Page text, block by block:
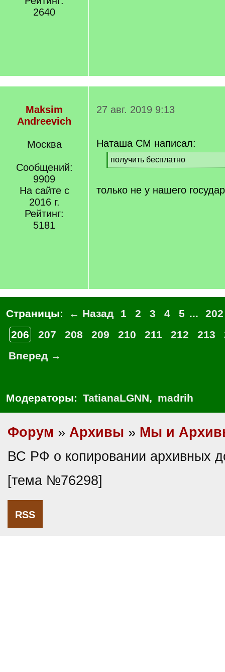
2640
Maksim
Andreevich
Москва
Сообщений:
9909
На сайте с
2016 г.
Рейтинг:
5181
27 авг. 2019 9:13
Наташа СМ написал:
[
q
получить бесплатно
[
q
]
только не у нашего
Страницы: ← Назад 1 2 3 4 5 ...
202
206
207 208 209 210 211 212 213
Вперед →
Модераторы: TatianaLGNN, madrih
Форум » Архивы » Мы и
ВС РФ о копировании архивных
[тема №76298]
RSS